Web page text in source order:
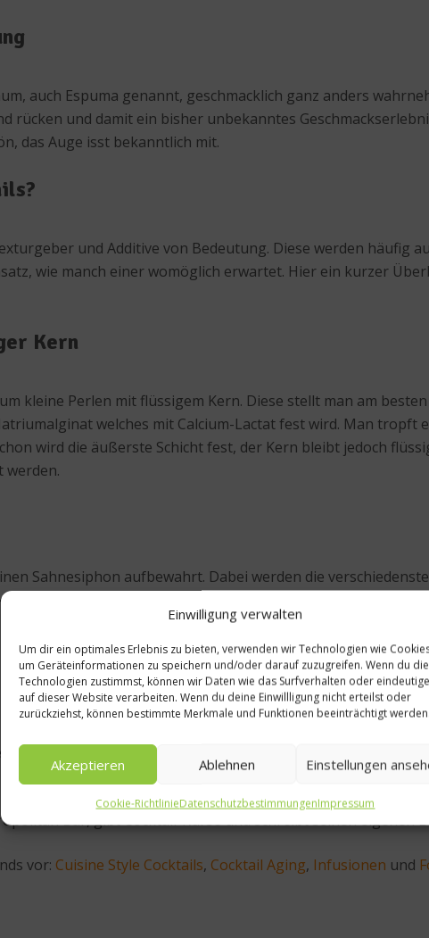
Einwilligung verwalten
Um dir ein optimales Erlebnis zu bieten, verwenden wir Technologien wie
um Geräteinformationen zu speichern und/oder darauf zuzugreifen. Wenn du
Technologien zustimmst, können wir Daten wie das Surfverhalten oder
auf dieser Website verarbeiten. Wenn du deine Einwillligung nicht erteilst oder
zurückziehst, können bestimmte Merkmale und Funktionen beeinträchtigt werden.
Akzeptieren Ablehnen Einstellungen
Cookie-RichtlinieDatenschutzbestimmungenImpressum
auch Espuma genannt, geschmacklich ganz anders
rücken und damit ein bisher unbekanntes
das Auge isst bekanntlich mit.
und Additive von Bedeutung. Diese werden häufig
wie manch einer womöglich erwartet. Hier ein kurzer
Kern
kleine Perlen mit flüssigem Kern. Diese stellt man am
welches mit Calcium-Lactat fest wird. Man tropft
wird die äußerste Schicht fest, der Kern bleibt jedoch
werden.
Sahnesiphon aufbewahrt. Dabei werden die
man den Schaum einfach aufsprühen. Es können ganze
Agar verwendet und eine Lösung mit der weiteren Zutat
Auch hier kann man ganze Cocktails oder auch
Bar, gibt Cocktail-Kurse und schreibt seinen eigenen
vor: Cuisine Style Cocktails, Cocktail Aging, Infusionen und